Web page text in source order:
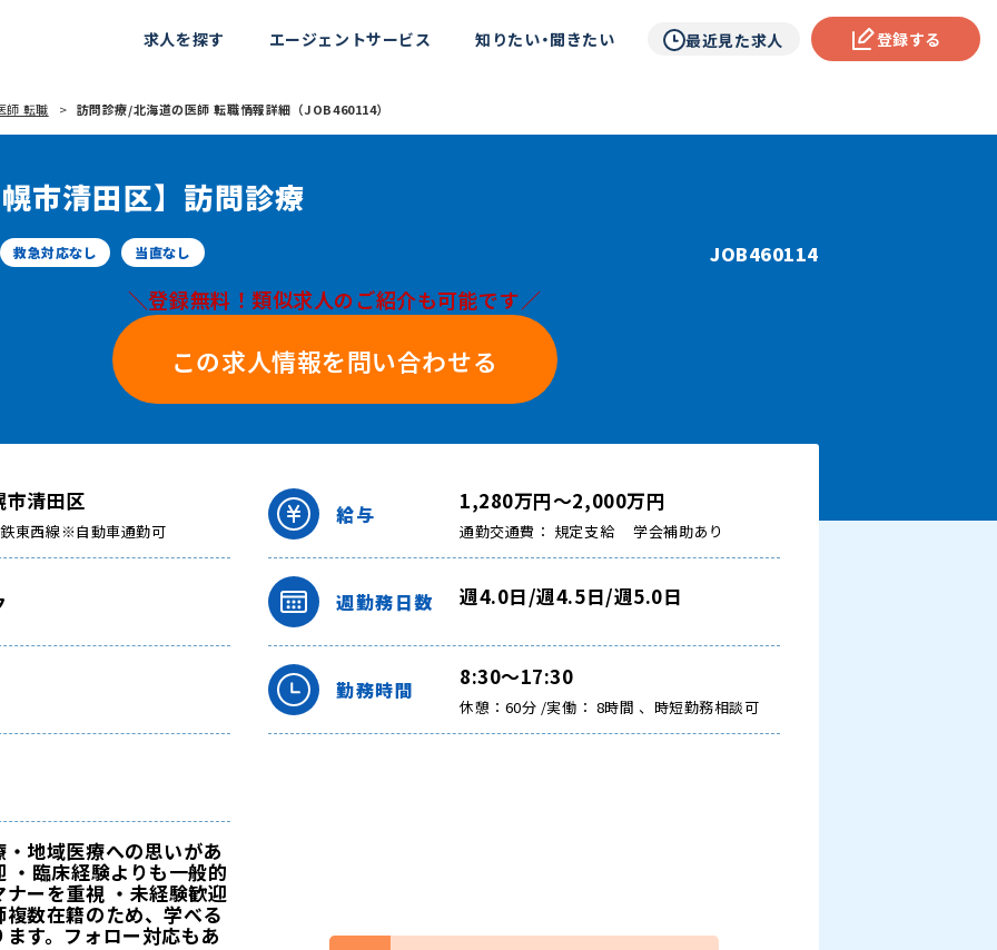
求人を探す エージェントサービス 知りたい・聞きたい 最近見た求人 登録する
師 転職 訪問診療/北海道の医師 転職情報詳細（JOB460114）
市清田区】訪問診療
救急対応なし 当直なし JOB460114
＼登録無料！類似求人のご紹介も可能です／
この求人情報を問い合わせる
市清田区
東西線※自動車通勤可
・地域医療への思いがあ
・臨床経験よりも一般的
ナーを重視 ・未経験歓迎
複数在籍のため、学べる
す。フォロー対応もあ
給与
1,280万円～2,000万円
通勤交通費： 規定支給 学会補助あり
週勤務日数 週4.0日/週4.5日/週5.0日
勤務時間
8:30～17:30
休憩：60分 /実働： 8時間 、時短勤務相談可